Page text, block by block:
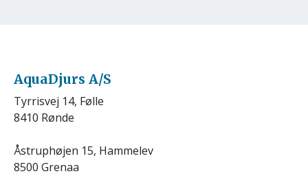
AquaDjurs A/S
Tyrrisvej 14, Følle
8410 Rønde
Åstruphøjen 15, Hammelev
8500 Grenaa